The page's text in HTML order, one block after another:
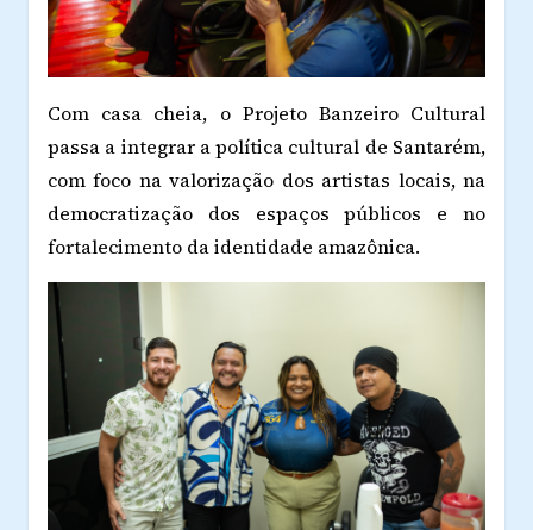
Com casa cheia, o Projeto Banzeiro Cultural
passa a integrar a política cultural de Santarém,
com foco na valorização dos artistas locais, na
democratização dos espaços públicos e no
fortalecimento da identidade amazônica.